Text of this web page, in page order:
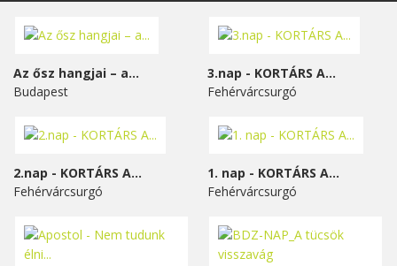
Az ősz hangjai – a...
Budapest
3.nap - KORTÁRS A...
Fehérvárcsurgó
2.nap - KORTÁRS A...
Fehérvárcsurgó
1. nap - KORTÁRS A...
Fehérvárcsurgó